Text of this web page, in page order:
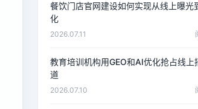
餐饮门店官网建设如何实现从线上曝光
化
2026.07.11
教育培训机构用GEO和AI优化抢占线上
道
2026.07.10